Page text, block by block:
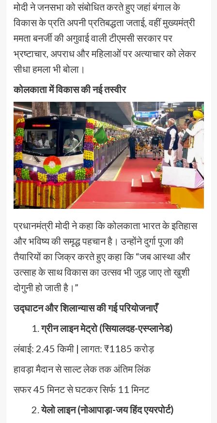
मोदी ने जनसभा को संबोधित करते हुए जहां बंगाल के
विकास के प्रति अपनी प्रतिबद्धता जताई, वहीं मुख्यमंत्री
ममता बनर्जी की अगुवाई वाली टीएमसी सरकार पर
भ्रष्टाचार, अपराध और महिलाओं पर अत्याचार को लेकर
सीधा हमला भी बोला।
कोलकाता में विकास की नई तस्वीर
प्रधानमंत्री मोदी ने कहा कि कोलकाता भारत के इतिहास
और भविष्य की समृद्ध पहचान है। उन्होंने दुर्गा पूजा की
तैयारियों का जिक्र करते हुए कहा कि “जब आस्था और
उत्साह के साथ विकास का उत्सव भी जुड़ जाए तो खुशी
दोगुनी हो जाती है।”
उद्घाटन और शिलान्यास की गई परियोजनाएँ
ग्रीन लाइन मेट्रो (सियालदह-एस्प्लानेड)
लंबाई: 2.45 किमी | लागत: ₹1185 करोड़
हावड़ा मैदान से साल्ट लेक तक अंतिम लिंक
सफर 45 मिनट से घटकर सिर्फ 11 मिनट
येलो लाइन (नोआपाड़ा-जय हिंद एयरपोर्ट)